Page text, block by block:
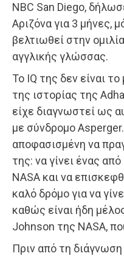
NBC San Diego,
Αριζόνα για 3 μήνες,
βελτιωθεί στην
αγγλικής γλώσσας.
Το IQ της δεν είναι
της ιστορίας της
είχε διαγνωστεί ως
με σύνδρομο
αποφασισμένη να
της: να γίνει ένας
NASA και να
καλό δρόμο για να
καθώς είναι ήδη
Johnson της NASA,
Πριν από τη